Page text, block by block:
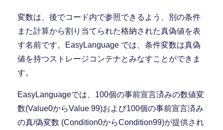
変数は、後でコード内で参照できるよう、別の条件
また計算から割り当てられた格納された真偽値を表
す名前です。EasyLanguage では、条件変数は真偽
値を持つストレージコンテナとみなすことができま
す。
EasyLanguageでは、100個の事前宣言済みの数値変
数(Value0からValue 99)および100個の事前宣言済み
の真/偽変数 (Condition0からCondition99)が提供され